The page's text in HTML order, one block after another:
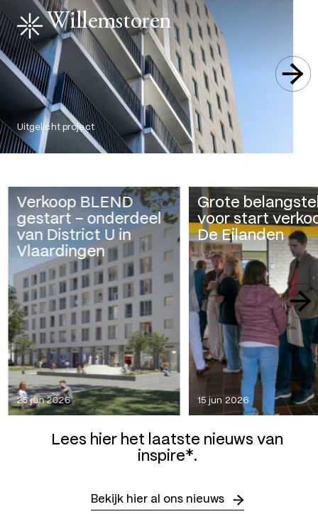
Willemstoren
Uitgelicht project
Lees hier het laatste nieuws van
inspire*.
Bekijk hier al ons nieuws
Verkoop BLEND
gestart – onderdeel
van District U in
Vlaardingen
25 jun 2026
Grote
voor start
De Eilanden
15 jun 2026